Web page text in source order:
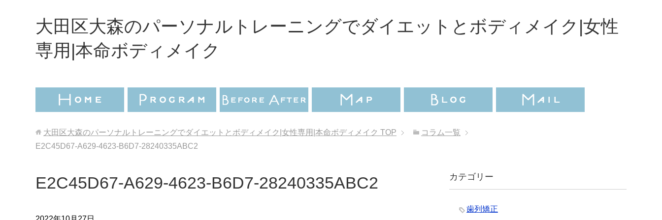
大田区大森のパーソナルトレーニングでダイエットとボディメイク|女性
専用|本命ボディメイク
大田区大森のパーソナルトレーニングでダイエットとボディメイク|女性専用|本命ボディメイク TOP
コラム一覧
E2C45D67-A629-4623-B6D7-28240335ABC2
E2C45D67-A629-4623-B6D7-28240335ABC2 カテゴリー
歯列矯正